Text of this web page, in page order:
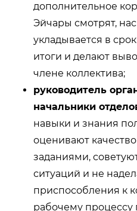
дополнительное
Эйчары смотрят,
укладывается в
итоги и делают
члене коллектива;
руководитель
начальники
навыки и знания
оценивают
заданиями,
ситуаций и не
приспособления к
рабочему процессу